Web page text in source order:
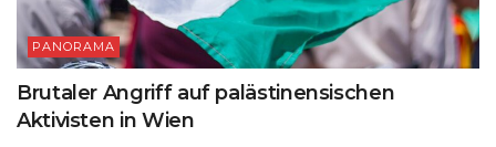
PANORAMA
Brutaler Angriff auf palästinensischen
Aktivisten in Wien